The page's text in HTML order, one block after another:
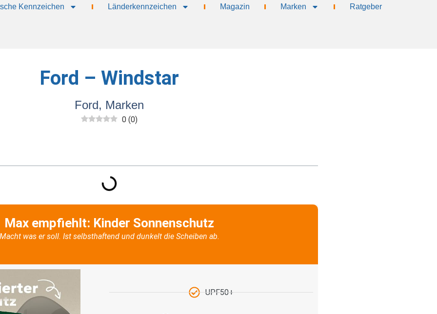
Kennzeichen Länderkennzeichen Magazin Marken Ratgeber
Ford – Windstar
Ford, Marken
0 (0)
Max empfiehlt: Kinder Sonnenschutz
was er soll. Ist selbsthaftend und dunkelt die Scheiben ab.
UPF50+